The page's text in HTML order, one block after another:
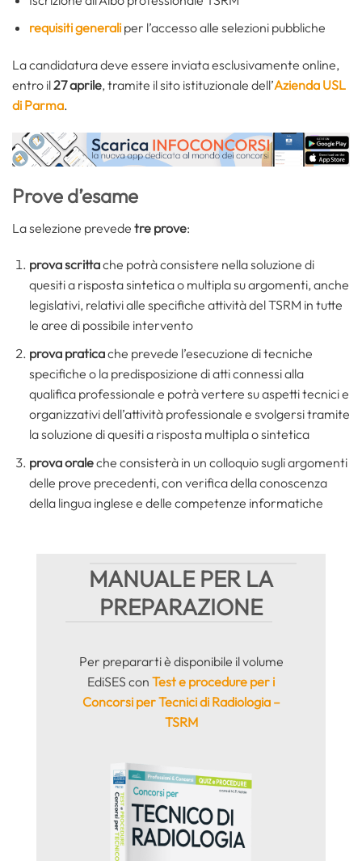
requisiti generaliper l’accesso alle selezioni pubbliche
La candidatura deve essere inviata esclusivamente online,
entro il27 aprile, tramite il sito istituzionale dell’Azienda USL
di Parma.
Prove d’esame
La selezione prevede tre prove:
prova scrittache potrà consistere nella soluzione di
quesiti a risposta sintetica o multipla su argomenti, anche
legislativi, relativi alle specifiche attività del TSRM in tutte
le aree di possibile intervento
prova praticache prevede l’esecuzione di tecniche
specifiche o la predisposizione di atti connessi alla
qualifica professionale e potrà vertere su aspetti tecnici e
organizzativi dell’attività professionale e svolgersi tramite
la soluzione di quesiti a risposta multipla o sintetica
prova oraleche consisterà in un colloquio sugli argomenti
delle prove precedenti, con verifica della conoscenza
della lingua inglese e delle competenze informatiche
MANUALE PER LA
PREPARAZIONE
Per prepararti è disponibile il volume
EdiSES con Test e procedure per i
Concorsi per Tecnici di Radiologia –
TSRM